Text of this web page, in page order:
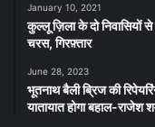
January 10, 2021
कुल्लू ज़िला के दो निवासियों
चरस, गिरफ़्तार
June 28, 2023
भूतनाथ बैली ब्रिज की
यातायात होगा बहाल-राजेश